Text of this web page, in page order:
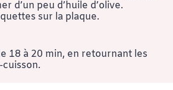
d’un peu d’huile d’olive.
sur la plaque.
18 à 20 min, en retournant les